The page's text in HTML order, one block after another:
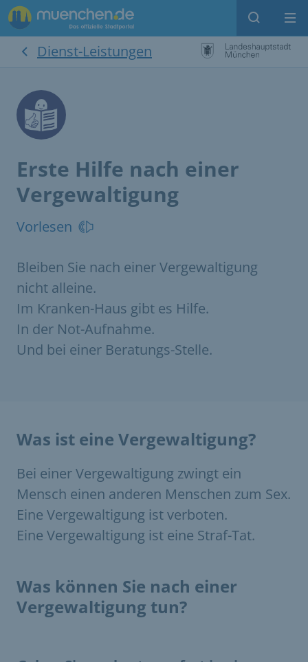
Suche
Dienst-Leistungen
Erste Hilfe nach einer
Vergewaltigung
Vorlesen
Bleiben Sie nach einer Vergewaltigung
nicht alleine.
Im Kranken-Haus gibt es Hilfe.
In der Not-Aufnahme.
Und bei einer Beratungs-Stelle.
Was ist eine Vergewaltigung?
Bei einer Vergewaltigung zwingt ein
Mensch einen anderen Menschen zum Sex.
Eine Vergewaltigung ist verboten.
Eine Vergewaltigung ist eine Straf-Tat.
Was können Sie nach einer
Vergewaltigung tun?